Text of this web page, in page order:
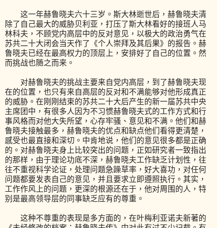
这一年赫鲁晓夫六十三岁。斯大林逝世后，赫鲁晓夫清
除了自己最大的威胁贝利亚，打压了斯大林看好的接班人马
林科夫，不顾党内高层中的反对意见，以极大的政治勇气在
苏共二十大闭会当天作了《个人崇拜及其后果》的报告。赫
鲁晓夫已经在最高权力的顶层上，安排好了自己的位置。然
而挑战也随之而来。
对赫鲁晓夫的挑战主要来自党内高层，到了赫鲁晓夫现
在的位置，也只有来自高层的反对和不满能够对他形成真正
的威胁。在刚刚结束的苏共二十大后产生的新一届苏共中央
主席团中，有很多人因为不习惯赫鲁晓夫式的工作方式和行
事风格而对他大失所望，心存牢骚、意见和不满。他们和赫
鲁晓夫接触最多，赫鲁晓夫的优点和缺点他们看得更清楚，
感受也最直接和深切。中肯地说，他们的意见很多都是正确
的。对赫鲁晓夫身上比较突出的问题，正如研究者一致指出
的那样，由于理论功底不深，赫鲁晓夫工作缺乏计划性，往
往不重视科学论证，处理问题急躁草率，好大喜功，对任何
问题都要发表自己的意见，并且要求立即遵照执行。其实，
工作作风上的问题，更深的根源还在于，他对周围的人，特
别是最高领导层的同事缺乏应有的尊重。
这种不尊重的表现是多方面的，在叶梅利亚诺夫新著的